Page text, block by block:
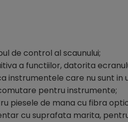
de control al scaunului;
a functiilor, datorita
instrumentele care nu sunt in
pentru instrumente;
piesele de mana cu fibra
cu suprafata marita,